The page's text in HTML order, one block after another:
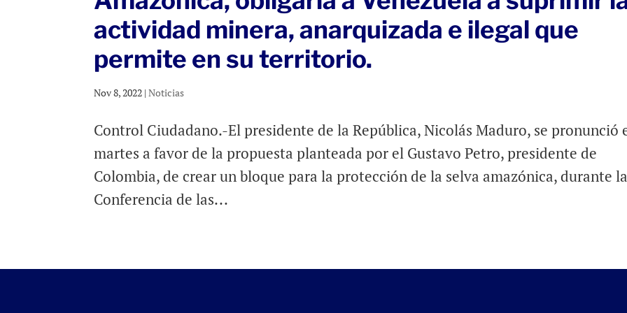
actividad minera, anarquizada e ilegal que
permite en su territorio.
Nov 8, 2022 |Noticias
Control Ciudadano.-El presidente de la República, Nicolás Maduro, se pronunció
martes a favor de la propuesta planteada por el Gustavo Petro, presidente de
Colombia, de crear un bloque para la protección de la selva amazónica, durante la
Conferencia de las...